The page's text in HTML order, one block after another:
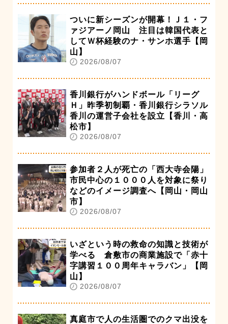
ついに新シーズンが開幕！Ｊ１・フ
ァジアーノ岡山 注目は韓国代表と
してＷ杯経験のナ・サンホ選手【岡
山】
2026/08/07
香川銀行がハンドボール「リーグ
Ｈ」昨季初制覇・香川銀行シラソル
香川の運営子会社を設立【香川・高
松市】
2026/08/07
参加者２人が死亡の「西大寺会陽」
市民中心の１０００人を対象に祭り
などのイメージ調査へ【岡山・岡山
市】
2026/08/07
いざという時の救命の知識と技術が
学べる 倉敷市の商業施設で「赤十
字講習１００周年キャラバン」【岡
山】
2026/08/07
真庭市で人の生活圏でのクマ出没を